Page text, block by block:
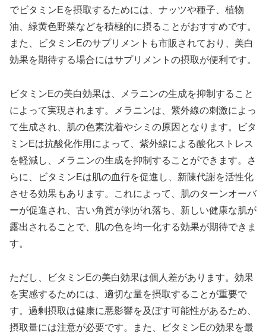
でビタミンEを摂取するためには、ナッツや種子、植物
油、緑黄色野菜などを積極的に摂ることがおすすめです。
また、ビタミンEのサプリメントも市販されており、美白
効果を期待する場合にはサプリメントの摂取が便利です。
ビタミンEの美白効果は、メラニンの生成を抑制すること
によって実現されます。メラニンは、紫外線の刺激によっ
て生成され、肌の色素沈着やシミの原因となります。ビタ
ミンEは抗酸化作用によって、紫外線による酸化ストレス
を軽減し、メラニンの生成を抑制することができます。さ
らに、ビタミンEは肌の血行を促進し、新陳代謝を活性化
させる効果もあります。これによって、肌のターンオーバ
ーが促進され、古い角質が剥がれ落ち、新しい健康な肌が
露出されることで、肌の色を均一化する効果が期待できま
す。
ただし、ビタミンEの美白効果は個人差があります。効果
を実感するためには、適切な量を摂取することが重要で
す。過剰摂取は健康に悪影響を及ぼす可能性があるため、
摂取量には注意が必要です。また、ビタミンEの効果を最